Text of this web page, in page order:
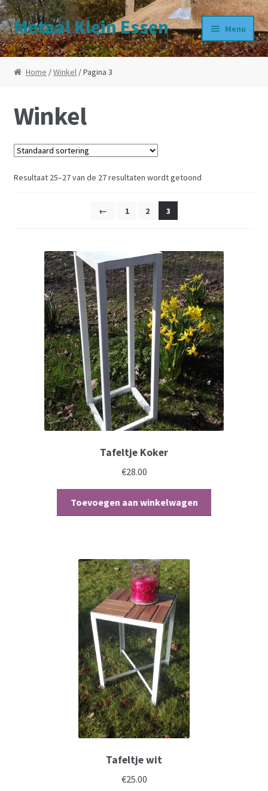
Ga door naar navigatie
Ga direct naar de inhoud
Metaal Klein Essen Menu
Home
Bedrijfsprofiel
Werkzaamheden
Winkel
Mijn account
Home /Winkel / Pagina 3
Winkel
Resultaat 25–27 van de 27 resultaten wordt getoond
← 1 2 3
Tafeltje Koker
€28.00
Toevoegen aan winkelwagen
Tafeltje wit
€25.00